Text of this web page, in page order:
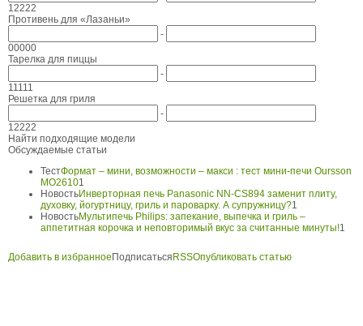
12222
Противень для «Лазаньи»
-
00000
Тарелка для пиццы
-
11111
Решетка для гриля
-
12222
Найти подходящие модели
Обсуждаемые статьи
ТестФормат – мини, возможности – макси : тест мини-печи Oursson
MO26101
НовостьИнверторная печь Panasonic NN-CS894 заменит плиту,
духовку, йогуртницу, гриль и пароварку. А супружницу?1
НовостьМультипечь Philips: запекание, выпечка и гриль –
аппетитная корочка и неповторимый вкус за считанные минуты!1
Добавить в избранное Подписаться RSSОпубликовать статью